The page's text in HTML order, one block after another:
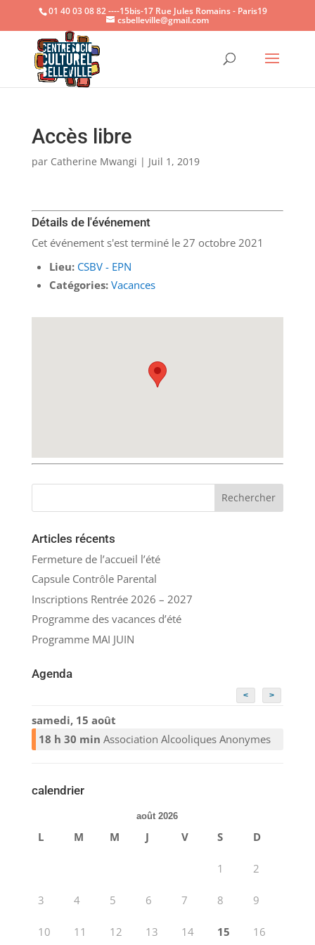
Ouvrir
01 40 03 08 82 ----15bis-17 Rue Jules Romains - Paris19
csbelleville@gmail.com
Accès libre
par Catherine Mwangi | Juil 1, 2019
Détails de l'événement
Cet événement s'est terminé le 27 octobre 2021
Lieu: CSBV - EPN
Catégories: Vacances
Articles récents
Fermeture de l’accueil l’été
Capsule Contrôle Parental
Inscriptions Rentrée 2026 – 2027
Programme des vacances d’été
Programme MAI JUIN
Agenda
< >
samedi, 15 août
18 h 30 min Association Alcooliques Anonymes
calendrier
août 2026
L M M J V S D
1 2
3 4 5 6 7 8 9
10 11 12 13 14 15 16